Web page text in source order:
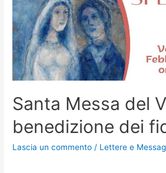
Santa Messa del
benedizione dei
Lascia un commento / Lettere e